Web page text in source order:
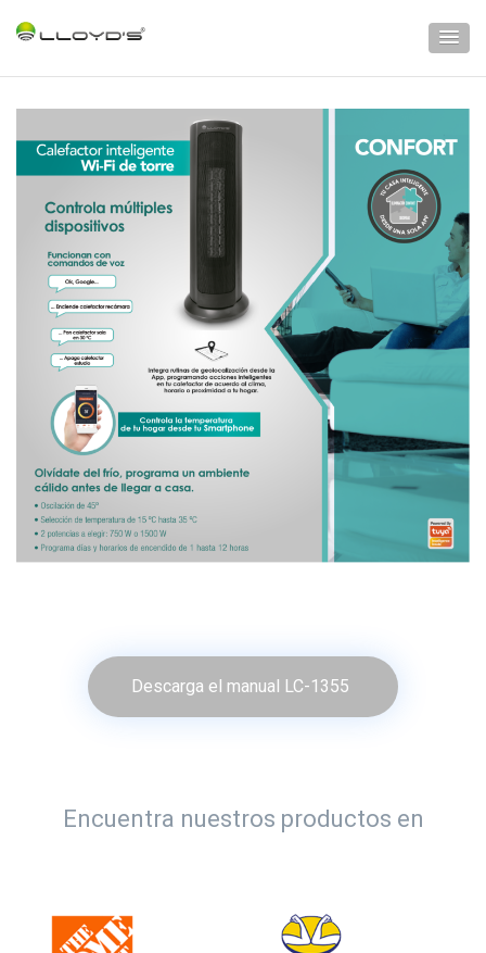
Descarga el manual LC-1355
Encuentra nuestros productos en